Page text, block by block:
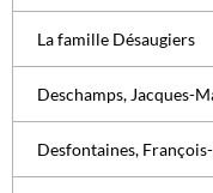
La famille Désaugiers
Deschamps, Jacques-
Desfontaines,